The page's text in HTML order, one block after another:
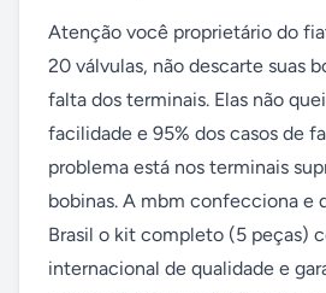
Atenção você proprietário do
20 válvulas, não descarte suas
falta dos terminais. Elas não
facilidade e 95% dos casos de
problema está nos terminais
bobinas. A mbm confecciona e
Brasil o kit completo (5 peças)
internacional de qualidade e